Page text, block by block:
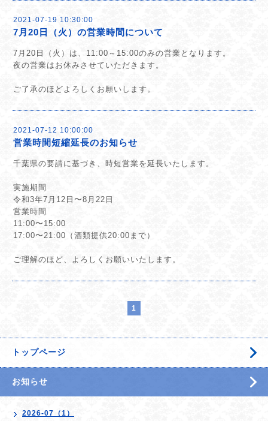
2021-07-19 10:30:00
7月20日（火）の営業時間について
7月20日（火）は、11:00～15:00のみの営業となります。
夜の営業はお休みさせていただきます。
ご了承のほどよろしくお願いします。
2021-07-12 10:00:00
営業時間短縮延長のお知らせ
千葉県の要請に基づき、時短営業を延長いたします。
実施期間
令和3年7月12日〜8月22日
営業時間
11:00〜15:00
17:00〜21:00（酒類提供20:00まで）
ご理解のほど、よろしくお願いいたします。
1
トップページ
お知らせ
2026-07（1）